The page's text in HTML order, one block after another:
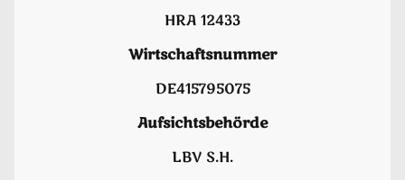
HRA 12433
Wirtschaftsnummer
DE415795075
Aufsichtsbehörde
LBV S.H.